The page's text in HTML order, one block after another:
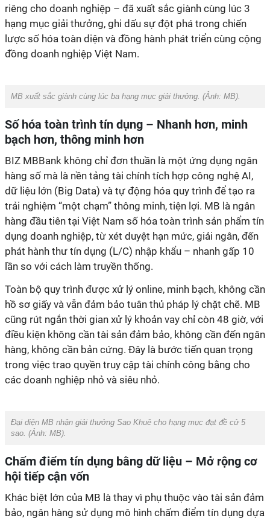
riêng cho doanh nghiệp – đã xuất sắc giành cùng lúc 3
hạng mục giải thưởng, ghi dấu sự đột phá trong chiến
lược số hóa toàn diện và đồng hành phát triển cùng cộng
đồng doanh nghiệp Việt Nam.
MB xuất sắc giành cùng lúc ba hạng mục giải thưởng. (Ảnh: MB).
Số hóa toàn trình tín dụng – Nhanh hơn, minh
bạch hơn, thông minh hơn
BIZ MBBank không chỉ đơn thuần là một ứng dụng ngân
hàng số mà là nền tảng tài chính tích hợp công nghệ AI,
dữ liệu lớn (Big Data) và tự động hóa quy trình để tạo ra
trải nghiệm “một chạm” thông minh, tiện lợi. MB là ngân
hàng đầu tiên tại Việt Nam số hóa toàn trình sản phẩm tín
dụng doanh nghiệp, từ xét duyệt hạn mức, giải ngân, đến
phát hành thư tín dụng (L/C) nhập khẩu – nhanh gấp 10
lần so với cách làm truyền thống.
Toàn bộ quy trình được xử lý online, minh bạch, không cần
hồ sơ giấy và vẫn đảm bảo tuân thủ pháp lý chặt chẽ. MB
cũng rút ngắn thời gian xử lý khoản vay chỉ còn 48 giờ, với
điều kiện không cần tài sản đảm bảo, không cần đến ngân
hàng, không cần bản cứng. Đây là bước tiến quan trọng
trong việc trao quyền truy cập tài chính công bằng cho
các doanh nghiệp nhỏ và siêu nhỏ.
Đại diện MB nhận giải thưởng Sao Khuê cho hạng mục đạt đề cử 5
sao. (Ảnh: MB).
Chấm điểm tín dụng bằng dữ liệu – Mở rộng cơ
hội tiếp cận vốn
Khác biệt lớn của MB là thay vì phụ thuộc vào tài sản đảm
bảo, ngân hàng sử dụng mô hình chấm điểm tín dụng dựa